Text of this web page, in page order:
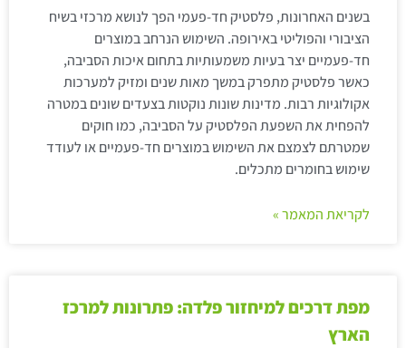
בשנים האחרונות, פלסטיק חד-פעמי הפך לנושא מרכזי בשיח
הציבורי והפוליטי באירופה. השימוש הנרחב במוצרים
חד-פעמיים יצר בעיות משמעותיות בתחום איכות הסביבה,
כאשר פלסטיק מתפרק במשך מאות שנים ומזיק למערכות
אקולוגיות רבות. מדינות שונות נוקטות בצעדים שונים במטרה
להפחית את השפעת הפלסטיק על הסביבה, כמו חוקים
שמטרתם לצמצם את השימוש במוצרים חד-פעמיים או לעודד
שימוש בחומרים מתכלים.
לקריאת המאמר »
מפת דרכים למיחזור פלדה: פתרונות למרכז
הארץ